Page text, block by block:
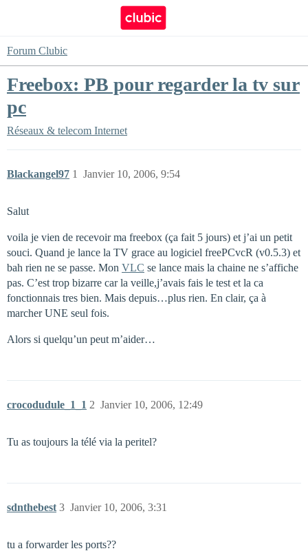
Forum Clubic
Freebox: PB pour regarder la tv sur
pc
Réseaux & telecom Internet
Blackangel97 Janvier 10, 2006, 9:54
1
Salut
voila je vien de recevoir ma freebox (ça fait 5 jours) et j’ai un petit
souci. Quand je lance la TV grace au logiciel freePCvcR (v0.5.3) et
bah rien ne se passe. Mon VLC se lance mais la chaine ne s’affiche
pas. C’est trop bizarre car la veille,j’avais fais le test et la ca
fonctionnais tres bien. Mais depuis…plus rien. En clair, ça à
marcher UNE seul fois.
Alors si quelqu’un peut m’aider…
crocodudule_1_1 Janvier 10, 2006, 12:49
2
Tu as toujours la télé via la peritel?
sdnthebest Janvier 10, 2006, 3:31
3
tu a forwarder les ports??